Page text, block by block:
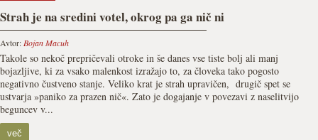
Strah je na sredini votel, okrog pa ga nič ni
Avtor: Bojan Macuh
Takole so nekoč prepričevali otroke in še danes vse tiste bolj ali manj
bojazljive, ki za vsako malenkost izražajo to, za človeka tako pogosto
negativno čustveno stanje. Veliko krat je strah upravičen, drugič spet se
ustvarja »paniko za prazen nič«. Zato je dogajanje v povezavi z naselitvijo
beguncev v...
več